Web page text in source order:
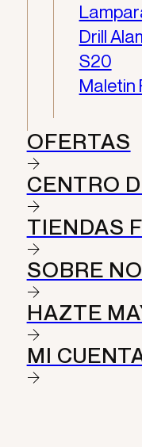
Drill
S20
Maletin
OFERTAS
CENTRO
TIENDAS
SOBRE
HAZTE
MI